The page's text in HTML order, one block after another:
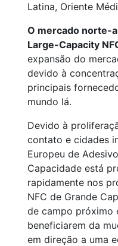
Latina, Oriente
O mercado norte-
Large-Capacity
expansão do
devido à
principais
mundo lá.
Devido à
contato e cidades
Europeu de
Capacidade está
rapidamente nos
NFC de Grande
de campo próximo
beneficiarem da
em direção a uma